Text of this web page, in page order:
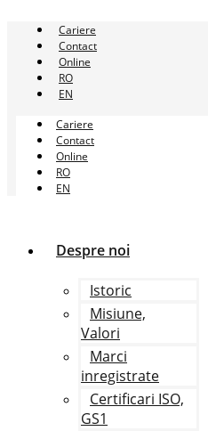
conținut
Cariere
Contact
Online
RO
EN
Cariere
Contact
Online
RO
EN
Despre noi
Istoric
Misiune,
Valori
Marci
inregistrate
Certificari ISO,
GS1